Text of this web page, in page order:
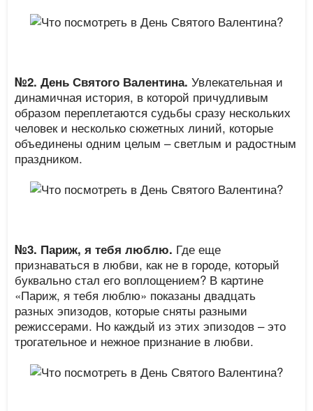
№2. День Святого Валентина. Увлекательная и
динамичная история, в которой причудливым
образом переплетаются судьбы сразу нескольких
человек и несколько сюжетных линий, которые
объединены одним целым – светлым и радостным
праздником.
№3. Париж, я тебя люблю. Где еще
признаваться в любви, как не в городе, который
буквально стал его воплощением? В картине
«Париж, я тебя люблю» показаны двадцать
разных эпизодов, которые сняты разными
режиссерами. Но каждый из этих эпизодов – это
трогательное и нежное признание в любви.